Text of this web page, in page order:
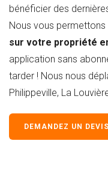
bénéficier des
Nous vous permettons
sur votre propriété
application sans
tarder ! Nous nous
Philippeville, La
DEMANDEZ UN DEVIS